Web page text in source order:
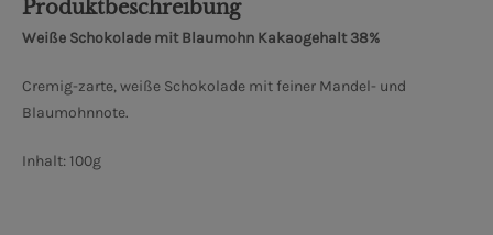
Produktbeschreibung
Weiße Schokolade mit Blaumohn Kakaogehalt 38%
Cremig-zarte, weiße Schokolade mit feiner Mandel- und
Blaumohnnote.
Inhalt: 100g